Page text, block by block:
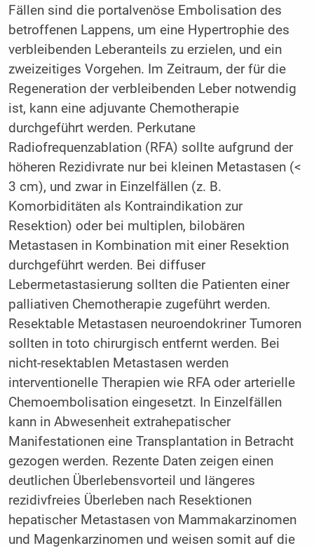
Fällen sind die portalvenöse Embolisation des
betroffenen Lappens, um eine Hypertrophie des
verbleibenden Leberanteils zu erzielen, und ein
zweizeitiges Vorgehen. Im Zeitraum, der für die
Regeneration der verbleibenden Leber notwendig
ist, kann eine adjuvante Chemotherapie
durchgeführt werden. Perkutane
Radiofrequenzablation (RFA) sollte aufgrund der
höheren Rezidivrate nur bei kleinen Metastasen (<
3 cm), und zwar in Einzelfällen (z. B.
Komorbiditäten als Kontraindikation zur
Resektion) oder bei multiplen, bilobären
Metastasen in Kombination mit einer Resektion
durchgeführt werden. Bei diffuser
Lebermetastasierung sollten die Patienten einer
palliativen Chemotherapie zugeführt werden.
Resektable Metastasen neuroendokriner Tumoren
sollten in toto chirurgisch entfernt werden. Bei
nicht-resektablen Metastasen werden
interventionelle Therapien wie RFA oder arterielle
Chemoembolisation eingesetzt. In Einzelfällen
kann in Abwesenheit extrahepatischer
Manifestationen eine Transplantation in Betracht
gezogen werden. Rezente Daten zeigen einen
deutlichen Überlebensvorteil und längeres
rezidivfreies Überleben nach Resektionen
hepatischer Metastasen von Mammakarzinomen
und Magenkarzinomen und weisen somit auf die